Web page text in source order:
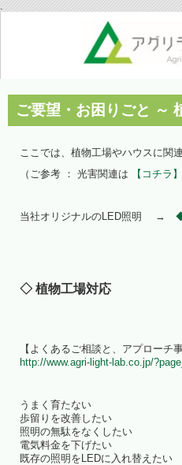
.
ご要望・お困りごと ～
ここでは、植物工場やハウスに関
（ご参考 ： 光害関連は
【コチラ】
当社オリジナルのLED照明 →
◇ 植物工場対応
【よくあるご相談と、アプローチ事
http://www.agri-light-lab.co.jp/
うまく育たない
歩留りを改善したい
照明の無駄をなくしたい
電気料金を下げたい
既存の照明をLEDに入れ替えたい